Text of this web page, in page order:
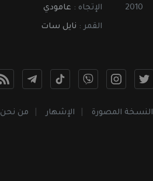
2010 الإتجاه : عامودي
القمر : نايل سات
النسخة المصورة الإشهار من نحن